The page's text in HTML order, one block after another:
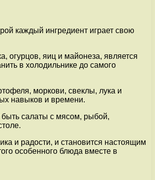
каждый ингредиент играет свою
огурцов, яиц и майонеза, является
в холодильнике до самого
моркови, свеклы, лука и
навыков и времени.
быть салаты с мясом, рыбой,
и радости, и становится настоящим
особенного блюда вместе в